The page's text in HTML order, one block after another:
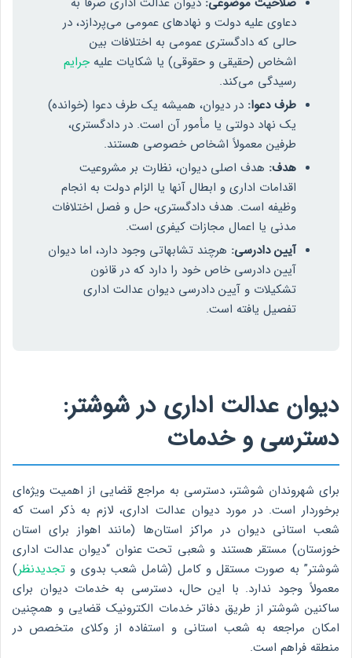
دعاوی علیه دولت و نهادهای عمومی می‌پردازد، در
حالی که دادگستری عمومی به اختلافات بین
اشخاص (حقیقی و حقوقی) یا شکایات علیهجرایم
رسیدگی می‌کند.
طرف دعوا: در دیوان، همیشه یک طرف دعوا (خوانده)
یک نهاد دولتی یا مأمور آن است. در دادگستری،
طرفین معمولاً اشخاص خصوصی هستند.
هدف: هدف اصلی دیوان، نظارت بر مشروعیت
اقدامات اداری و ابطال آنها یا الزام دولت به انجام
وظیفه است. هدف دادگستری، حل و فصل اختلافات
مدنی یا اعمال مجازات کیفری است.
آیین دادرسی: هرچند تشابهاتی وجود دارد، اما دیوان
آیین دادرسی خاص خود را دارد که در قانون
تشکیلات و آیین دادرسی دیوان عدالت اداری
تفصیل یافته است.
دیوان عدالت اداری در شوشتر:
دسترسی و خدمات
برای شهروندان شوشتر، دسترسی به مراجع قضایی از اهمیت ویژه‌ای
برخوردار است. در مورد دیوان عدالت اداری، لازم به ذکر است که
شعب استانی دیوان در مراکز استان‌ها (مانند اهواز برای استان
خوزستان) مستقر هستند و شعبی تحت عنوان “دیوان عدالت اداری
شوشتر” به صورت مستقل و کامل (شامل شعب بدوی و تجدیدنظر)
معمولاً وجود ندارد. با این حال، دسترسی به خدمات دیوان برای
ساکنین شوشتر از طریق دفاتر خدمات الکترونیک قضایی و همچنین
امکان مراجعه به شعب استانی و استفاده از وکلای متخصص در
منطقه فراهم است.